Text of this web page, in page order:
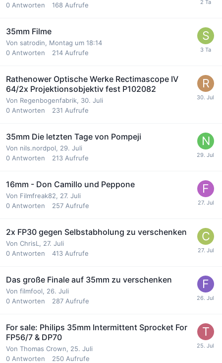
0 Antworten 168 Aufrufe
35mm Filme
Von satrodin, Montag um 18:14
0 Antworten 214 Aufrufe
Rathenower Optische Werke Rectimascope IV
64/2x Projektionsobjektiv fest P102082
Von Regenbogenfabrik, 30. Juli
0 Antworten 231 Aufrufe
35mm Die letzten Tage von Pompeji
Von nils.nordpol, 29. Juli
0 Antworten 213 Aufrufe
16mm - Don Camillo und Peppone
Von Filmfreak82, 27. Juli
0 Antworten 257 Aufrufe
2x FP30 gegen Selbstabholung zu verschenken
Von ChrisL , 27. Juli
0 Antworten 413 Aufrufe
Das große Finale auf 35mm zu verschenken
Von filmfool, 26. Juli
0 Antworten 287 Aufrufe
For sale: Philips 35mm Intermittent Sprocket For
FP56/7 & DP70
Von Thomas Crown, 25. Juli
0 Antworten 250 Aufrufe